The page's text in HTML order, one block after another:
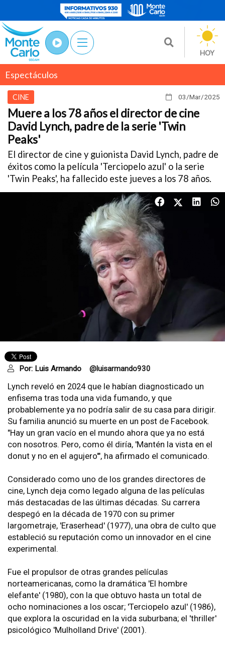
HOY
Espectáculos
03/Mar/2025
CINE
Muere a los 78 años el director de cine
David Lynch, padre de la serie 'Twin
Peaks'
El director de cine y guionista David Lynch, padre de
éxitos como la película 'Terciopelo azul' o la serie
'Twin Peaks', ha fallecido este jueves a los 78 años.
Por: Luis Armando @luisarmando930
Lynch reveló en 2024 que le habían diagnosticado un
enfisema tras toda una vida fumando, y que
probablemente ya no podría salir de su casa para dirigir.
Su familia anunció su muerte en un post de Facebook.
"Hay un gran vacío en el mundo ahora que ya no está
con nosotros. Pero, como él diría, 'Mantén la vista en el
donut y no en el agujero'", ha afirmado el comunicado.
Considerado como uno de los grandes directores de
cine, Lynch deja como legado alguna de las películas
más destacadas de las últimas décadas. Su carrera
despegó en la década de 1970 con su primer
largometraje, 'Eraserhead' (1977), una obra de culto que
estableció su reputación como un innovador en el cine
experimental.
Fue el propulsor de otras grandes películas
norteamericanas, como la dramática 'El hombre
elefante' (1980), con la que obtuvo hasta un total de
ocho nominaciones a los oscar; 'Terciopelo azul' (1986),
que explora la oscuridad en la vida suburbana; el 'thriller'
psicológico 'Mulholland Drive' (2001).